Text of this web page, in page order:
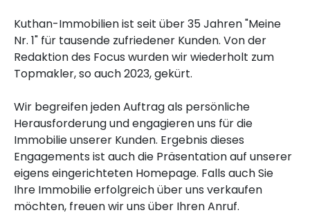
Kuthan-Immobilien ist seit über 35 Jahren "Meine
Nr. 1" für tausende zufriedener Kunden. Von der
Redaktion des Focus wurden wir wiederholt zum
Topmakler, so auch 2023, gekürt.
Wir begreifen jeden Auftrag als persönliche
Herausforderung und engagieren uns für die
Immobilie unserer Kunden. Ergebnis dieses
Engagements ist auch die Präsentation auf unserer
eigens eingerichteten Homepage. Falls auch Sie
Ihre Immobilie erfolgreich über uns verkaufen
möchten, freuen wir uns über Ihren Anruf.